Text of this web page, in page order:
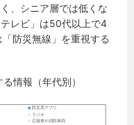
、シニア層では低くな
レビ」は50代以上で4
防災無線」を重視する
情報（年代別）